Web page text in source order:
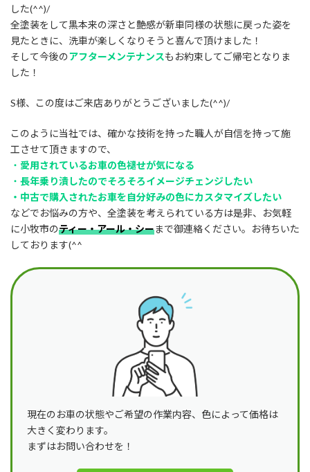
した(^^)/
全塗装をして黒本来の深さと艶感が新車同様の状態に戻った姿を
見たときに、洗車が楽しくなりそうと喜んで頂けました！
そして今後のアフターメンテナンスもお約束してご帰宅となりま
した！
S様、この度はご来店ありがとうございました(^^)/
このように当社では、確かな技術を持った職人が自信を持って施
工させて頂きますので、
・ 愛用されているお車の色褪せが気になる
・ 長年乗り潰したのでそろそろイメージチェンジしたい
・中古で購入されたお車を自分好みの色にカスタマイズしたい
などでお悩みの方や、全塗装を考えられている方は是非、お気軽
に小牧市のティー・アール・シーまで御連絡ください。お待ちいた
しております(^^
現在のお車の状態やご希望の作業内容、色によって価格は
大きく変わります。
まずはお問い合わせを！